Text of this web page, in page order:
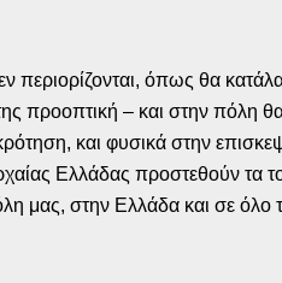
περιορίζονται, όπως θα
προοπτική – και στην πόλη
και φυσικά στην
Ελλάδας προστεθούν τα
μας, στην Ελλάδα και σε όλο